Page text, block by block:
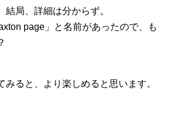
局、詳細は分からず。
page」と名前があったので、も
みると、より楽しめると思います。